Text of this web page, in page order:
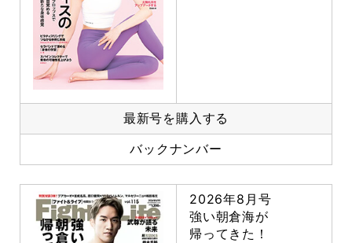
最新号を購入する
バックナンバー
2026年8月号
強い朝倉海が
帰ってきた！